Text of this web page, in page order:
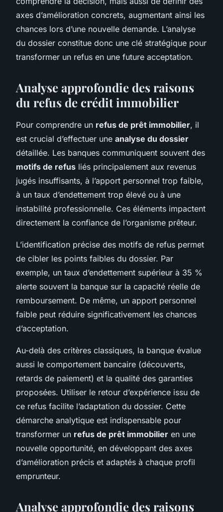
axes d’amélioration concrets, augmentant ainsi les
chances lors d’une nouvelle demande. L’analyse
du dossier constitue donc une clé stratégique pour
transformer un refus en une future acceptation.
Analyse approfondie des raisons
du refus de crédit immobilier
Pour comprendre un refus de prêt immobilier, il
est crucial d’effectuer une analyse du dossier
détaillée. Les banques communiquent souvent des
motifs de refus liés principalement aux revenus
jugés insuffisants, à l’apport personnel trop faible,
à un taux d’endettement trop élevé ou à une
instabilité professionnelle. Ces éléments impactent
directement la confiance de l’organisme prêteur.
L’identification précise des motifs de refus permet
de cibler les points faibles du dossier. Par
exemple, un taux d’endettement supérieur à 35 %
alerte souvent la banque sur la capacité réelle de
remboursement. De même, un apport personnel
faible peut réduire significativement les chances
d’acceptation.
Au-delà des critères classiques, la banque évalue
aussi le comportement bancaire (découverts,
retards de paiement) et la qualité des garanties
proposées. Utiliser le retour d’expérience issu de
ce refus facilite l’adaptation du dossier. Cette
démarche analytique est indispensable pour
transformer un refus de prêt immobilier en une
nouvelle opportunité, en développant des axes
d’amélioration précis et adaptés à chaque profil
emprunteur.
Analyse approfondie des raisons